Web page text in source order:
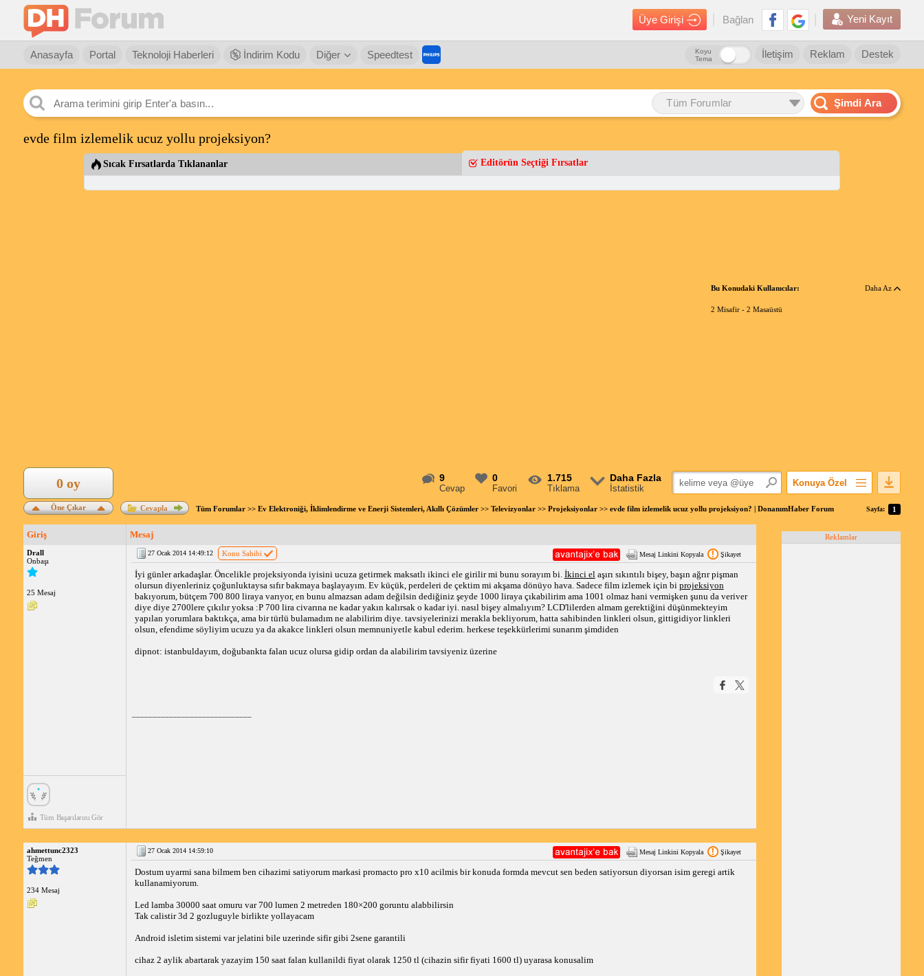
Üye Girişi Bağlan Yeni Kayıt
Anasayfa Portal Teknoloji Haberleri İndirim Kodu Diğer Speedtest Destek
Reklam
İletişim
Koyu
Tema
Tüm Forumlar Şimdi Ara
evde film izlemelik ucuz yollu projeksiyon?
Sıcak Fırsatlarda Tıklananlar Editörün Seçtiği Fırsatlar
Bu Konudaki Kullanıcılar: Daha Az
2 Misafir - 2 Masaüstü
9
Cevap
0
Favori
1.715
Tıklama
Daha Fazla
İstatistik
Konuya Özel
Popüler Mesajlar
Öne Çıkar
0 oy
Cevapla Tüm Forumlar>> Ev Elektroniği, İklimlendirme ve Enerji Sistemleri, Akıllı Çözümler>> Televizyonlar>> Projeksiyonlar>> evde film izlemelik ucuz yollu projeksiyon? | DonanımHaber Forum Sayfa: 1
Giriş Mesaj
Drall
Onbaşı
25 Mesaj
Tüm Başarılarını Gör
27 Ocak 2014 14:49:12 Konu Sahibi Mesaj Linkini Kopyala Şikayet
İyi günler arkadaşlar. Öncelikle projeksiyonda iyisini ucuza getirmek maksatlı ikinci ele girilir mi bunu sorayım bi. İkinci elaşırı sıkıntılı bişey, başın ağrır pişman
olursun diyenleriniz çoğunluktaysa sıfır bakmaya başlayayım. Ev küçük, perdeleri de çektim mi akşama dönüyo hava. Sadece film izlemek için bi projeksiyon
bakıyorum, bütçem 700 800 liraya varıyor, en bunu almazsan adam değilsin dediğiniz şeyde 1000 liraya çıkabilirim ama 1001 olmaz hani vermişken şunu da veriver
diye diye 2700lere çıkılır yoksa :P 700 lira civarına ne kadar yakın kalırsak o kadar iyi. nasıl bişey almalıyım? LCD'lilerden almam gerektiğini düşünmekteyim
yapılan yorumlara baktıkça, ama bir türlü bulamadım ne alabilirim diye. tavsiyelerinizi merakla bekliyorum, hatta sahibinden linkleri olsun, gittigidiyor linkleri
olsun, efendime söyliyim ucuzu ya da akakce linkleri olsun memnuniyetle kabul ederim. herkese teşekkürlerimi sunarım şimdiden
dipnot: istanbuldayım, doğubankta falan ucuz olursa gidip ordan da alabilirim tavsiyeniz üzerine
ahmettunc2323
Teğmen
234 Mesaj
27 Ocak 2014 14:59:10 Mesaj Linkini Kopyala Şikayet
Dostum uyarmi sana bilmem ben cihazimi satiyorum markasi promacto pro x10 acilmis bir konuda formda mevcut sen beden satiyorsun diyorsan isim geregi artik
kullanamiyorum.
Led lamba 30000 saat omuru var 700 lumen 2 metreden 180×200 goruntu alabbilirsin
Tak calistir 3d 2 gozluguyle birlikte yollayacam
Android isletim sistemi var jelatini bile uzerinde sifir gibi 2sene garantili
cihaz 2 aylik abartarak yazayim 150 saat falan kullanildi fiyat olarak 1250 tl (cihazin sifir fiyati 1600 tl) uyarasa konusalim
Reklamlar